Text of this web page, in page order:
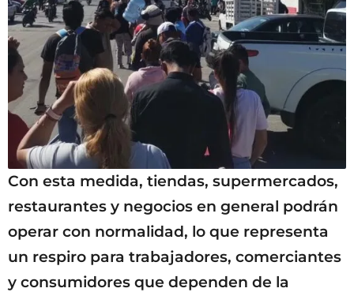
Con esta medida, tiendas, supermercados,
restaurantes y negocios en general podrán
operar con normalidad, lo que representa
un respiro para trabajadores, comerciantes
y consumidores que dependen de la